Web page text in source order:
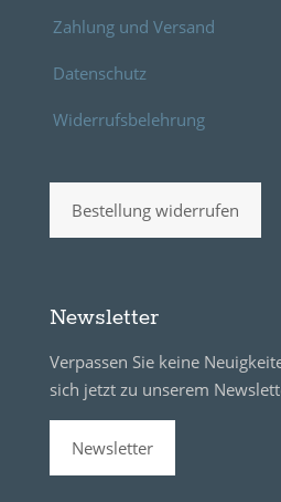
Zahlung und Versand
Datenschutz
Widerrufsbelehrung
Bestellung widerrufen
Newsletter
Verpassen Sie keine
sich jetzt zu unserem
Newsletter